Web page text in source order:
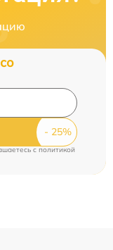
cполитикой